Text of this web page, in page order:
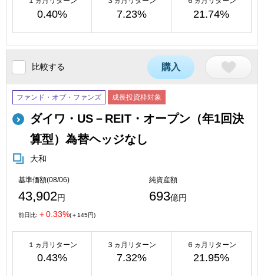
0.40% 7.23% 21.74%
比較する 購入
ファンド・オブ・ファンズ 成長投資枠対象
ダイワ・US－REIT・オープン（年1回決
算型）為替ヘッジなし
大和
基準価額(08/06)
43,902円
純資産額
693億円
前日比: ＋0.33%(＋145円)
１ヵ月リターン
0.43%
３ヵ月リターン
7.32%
６ヵ月リターン
21.95%